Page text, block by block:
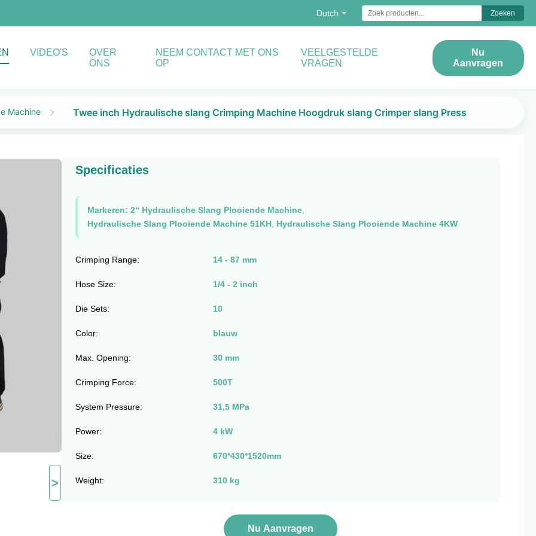
Dutch Zoeken
VIDEO'S
OVER
ONS
NEEM CONTACT MET ONS
OP
VEELGESTELDE
VRAGEN
Nu
Aanvragen
Machine Twee inch Hydraulische slang Crimping Machine Hoogdruk slang Crimper slang Press
>
Specificaties
Markeren: 2“ Hydraulische Slang Plooiende Machine,
Hydraulische Slang Plooiende Machine 51KH, Hydraulische Slang Plooiende Machine 4KW
Crimping Range: 14 - 87 mm
Hose Size: 1/4 - 2 inch
Die Sets: 10
Color: blauw
Max. Opening: 30 mm
Crimping Force: 500T
System Pressure: 31,5 MPa
Power: 4 kW
Size: 670*430*1520mm
Weight: 310 kg
Nu Aanvragen